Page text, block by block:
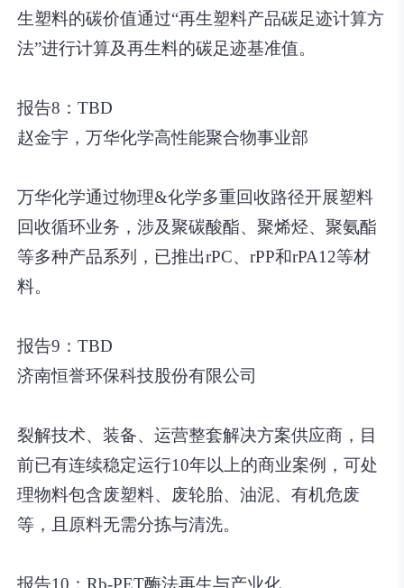
生塑料的碳价值通过“再生塑料产品碳足迹计算方
法”进行计算及再生料的碳足迹基准值。
报告8：TBD
赵金宇，万华化学高性能聚合物事业部
万华化学通过物理&化学多重回收路径开展塑料
回收循环业务，涉及聚碳酸酯、聚烯烃、聚氨酯
等多种产品系列，已推出rPC、rPP和rPA12等材
料。
报告9：TBD
济南恒誉环保科技股份有限公司
裂解技术、装备、运营整套解决方案供应商，目
前已有连续稳定运行10年以上的商业案例，可处
理物料包含废塑料、废轮胎、油泥、有机危废
等，且原料无需分拣与清洗。